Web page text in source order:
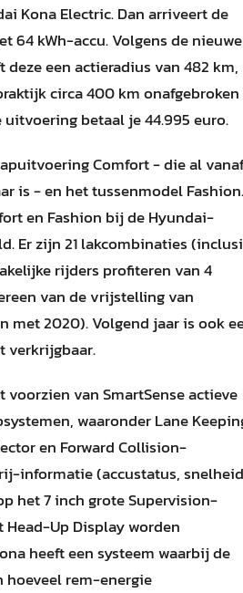
Kona Electric. Dan arriveert de
64 kWh-accu. Volgens de nieuwe
een actieradius van 482 km,
circa 400 km onafgebroken
betaal je 44.995 euro.
Comfort - die al
is - en het tussenmodel Fashion.
en Fashion bij de Hyundai-
Er zijn 21 lakcombinaties
rijders profiteren van 4
van de vrijstelling van
met 2020). Volgend jaar is ook
verkrijgbaar.
voorzien van SmartSense actieve
waaronder Lane
en Forward Collision-
informatie (accustatus,
het 7 inch grote Supervision-
Up Display worden
heeft een systeem waarbij de
hoeveel rem-energie